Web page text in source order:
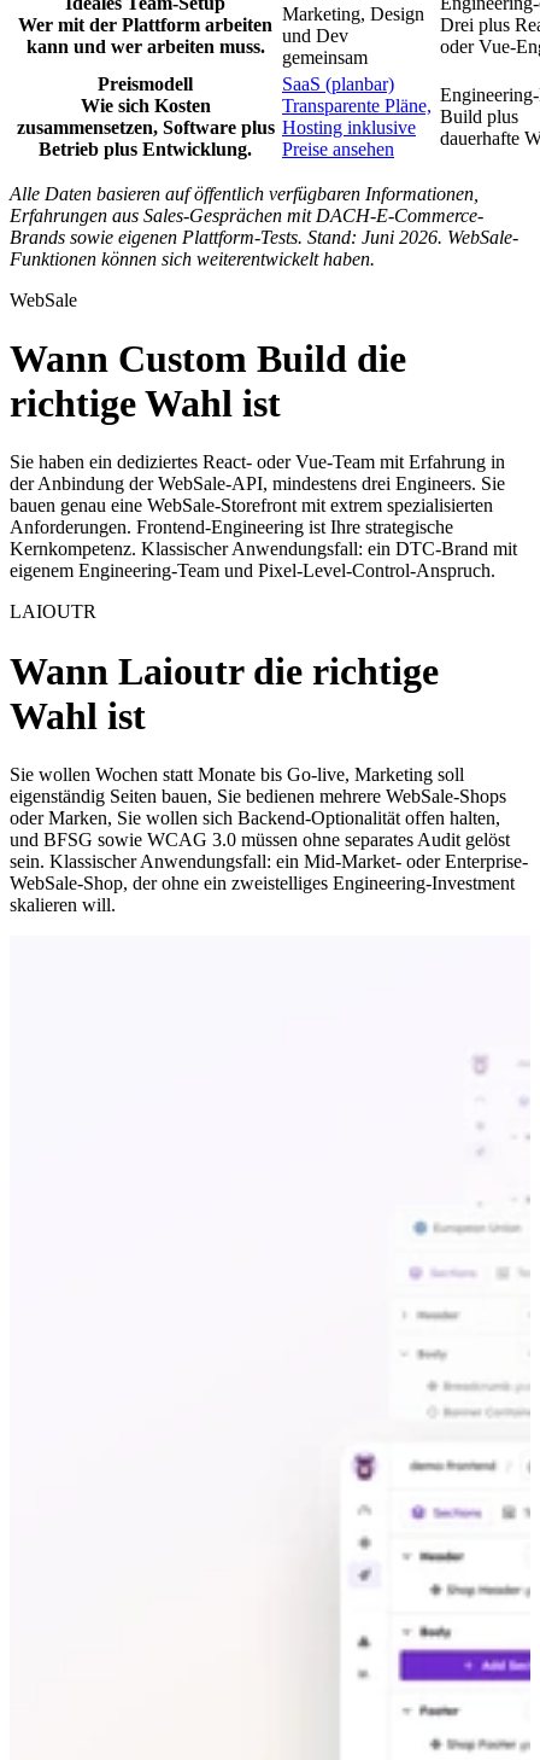
Wer mit der Plattform arbeiten
kann und wer arbeiten muss.
Marketing, Design
und Dev
gemeinsam
Drei plus
oder Vue-
Preismodell
Wie sich Kosten
zusammensetzen, Software plus
Betrieb plus Entwicklung.
SaaS (planbar)
Transparente Pläne,
Hosting inklusive
Preise ansehen
Build plus
dauerhafte
Alle Daten basieren auf öffentlich verfügbaren Informationen,
Erfahrungen aus Sales-Gesprächen mit DACH-E-Commerce-
Brands sowie eigenen Plattform-Tests. Stand: Juni 2026. WebSale-
Funktionen können sich weiterentwickelt haben.
WebSale
Wann Custom Build die
richtige Wahl ist
Sie haben ein dediziertes React- oder Vue-Team mit Erfahrung in
der Anbindung der WebSale-API, mindestens drei Engineers. Sie
bauen genau eine WebSale-Storefront mit extrem spezialisierten
Anforderungen. Frontend-Engineering ist Ihre strategische
Kernkompetenz. Klassischer Anwendungsfall: ein DTC-Brand mit
eigenem Engineering-Team und Pixel-Level-Control-Anspruch.
LAIOUTR
Wann Laioutr die richtige
Wahl ist
Sie wollen Wochen statt Monate bis Go-live, Marketing soll
eigenständig Seiten bauen, Sie bedienen mehrere WebSale-Shops
oder Marken, Sie wollen sich Backend-Optionalität offen halten,
und BFSG sowie WCAG 3.0 müssen ohne separates Audit gelöst
sein. Klassischer Anwendungsfall: ein Mid-Market- oder Enterprise-
WebSale-Shop, der ohne ein zweistelliges Engineering-Investment
skalieren will.